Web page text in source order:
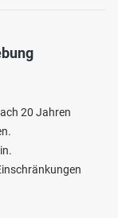
20 Jahren